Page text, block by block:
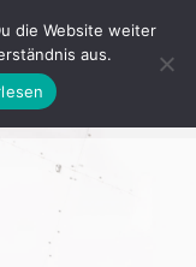
die Website weiter
aus.